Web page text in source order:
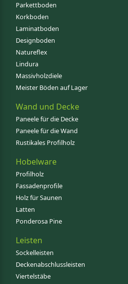
Parkettboden
Korkboden
Laminatboden
Designboden
Natureflex
Lindura
Massivholzdiele
Meister Böden auf Lager
Wand und Decke
Paneele für die Decke
Paneele für die Wand
Rustikales Profilholz
Hobelware
Profilholz
Fassadenprofile
Holz für Saunen
Latten
Ponderosa Pine
Leisten
Sockelleisten
Deckenabschlussleisten
Viertelstäbe